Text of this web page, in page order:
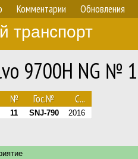
Комментарии Обновления
транспорт
9700H NG №
№ Гос.№ С...
11 SNJ-790 2016